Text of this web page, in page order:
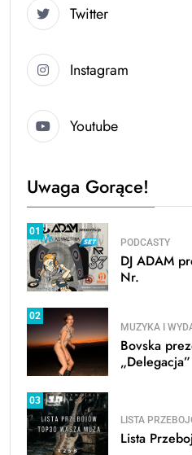
Twitter
Instagram
Youtube
Uwaga Gorące!
01
PODCASTY
DJ ADAM
Nr.
02
MUZYKA I
Bovska
„Delegacja”
03
LISTA
Lista